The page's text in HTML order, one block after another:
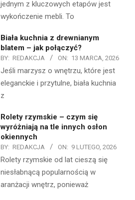
jednym z kluczowych etapów jest
wykończenie mebli. To
Biała kuchnia z drewnianym
blatem – jak połączyć?
BY: REDAKCJA ON: 13 MARCA, 2026
Jeśli marzysz o wnętrzu, które jest
eleganckie i przytulne, biała kuchnia
z
Rolety rzymskie – czym się
wyróżniają na tle innych osłon
okiennych
BY: REDAKCJA ON: 9 LUTEGO, 2026
Rolety rzymskie od lat cieszą się
niesłabnącą popularnością w
aranżacji wnętrz, ponieważ